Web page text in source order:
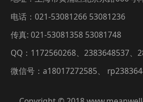
电话：021-53081266 53081236
传真: 021-53081358 53081748
QQ：1172560268、2383648537、
微信号：a18017272585、